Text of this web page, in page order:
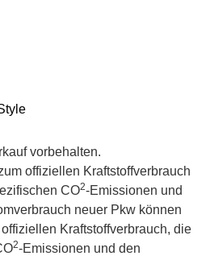
vorbehalten.
offiziellen Kraftstoffverbrauch
CO2-Emissionen und
neuer Pkw können
Kraftstoffverbrauch, die
2-Emissionen und den